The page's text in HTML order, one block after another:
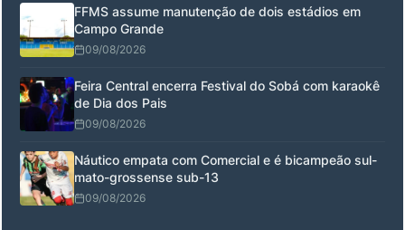
FFMS assume manutenção de dois estádios em
Campo Grande
09/08/2026
Feira Central encerra Festival do Sobá com karaokê
de Dia dos Pais
09/08/2026
Náutico empata com Comercial e é bicampeão sul-
mato-grossense sub-13
09/08/2026